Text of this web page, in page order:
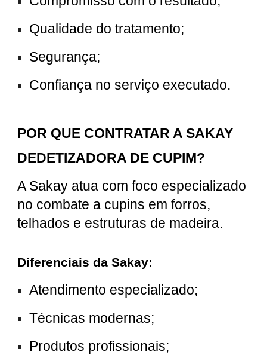
Qualidade do tratamento;
Segurança;
Confiança no serviço executado.
POR QUE CONTRATAR A SAKAY
DEDETIZADORA DE CUPIM?
A Sakay atua com foco especializado
no combate a cupins em forros,
telhados e estruturas de madeira.
Diferenciais da Sakay:
Atendimento especializado;
Técnicas modernas;
Produtos profissionais;